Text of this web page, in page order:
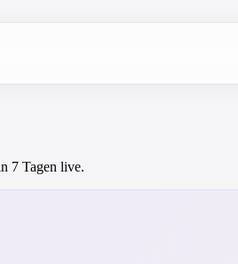
7 Tagen live.